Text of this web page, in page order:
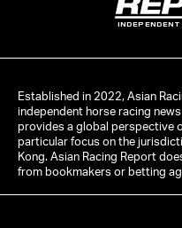
Established in 2022, Asian
independent horse racing
provides a global perspective
particular focus on the
Kong. Asian Racing Report
from bookmakers or betting